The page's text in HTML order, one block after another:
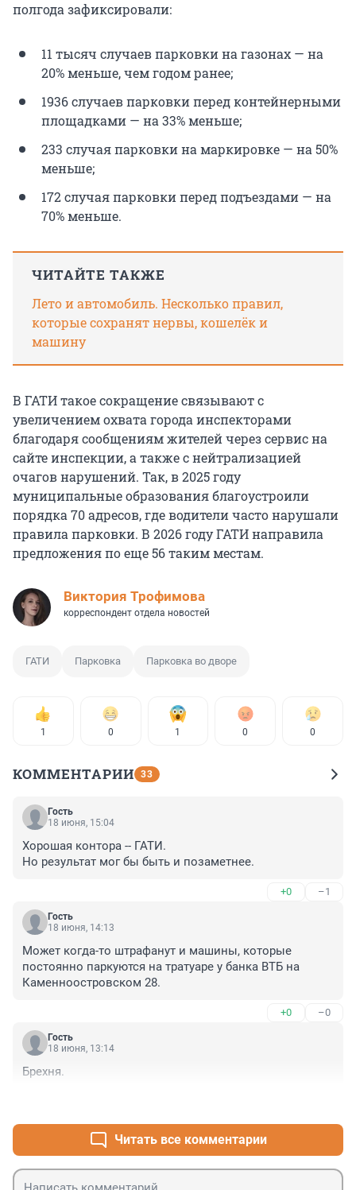
полгода зафиксировали:
11 тысяч случаев парковки на газонах — на
20% меньше, чем годом ранее;
1936 случаев парковки перед контейнерными
площадками — на 33% меньше;
233 случая парковки на маркировке — на 50%
меньше;
172 случая парковки перед подъездами — на
70% меньше.
ЧИТАЙТЕ ТАКЖЕ
Лето и автомобиль. Несколько правил,
которые сохранят нервы, кошелёк и
машину
В ГАТИ такое сокращение связывают с
увеличением охвата города инспекторами
благодаря сообщениям жителей через сервис на
сайте инспекции, а также с нейтрализацией
очагов нарушений. Так, в 2025 году
муниципальные образования благоустроили
порядка 70 адресов, где водители часто нарушали
правила парковки. В 2026 году ГАТИ направила
предложения по еще 56 таким местам.
Виктория Трофимова
корреспондент отдела новостей
ГАТИ Парковка Парковка во дворе
1 0 1 0 0
КОММЕНТАРИИ 33
Гость
18 июня, 15:04
Хорошая контора -- ГАТИ.
Но результат мог бы быть и позаметнее.
+0 –1
Гость
18 июня, 14:13
Может когда-то штрафанут и машины, которые
постоянно паркуются на тратуаре у банка ВТБ на
Каменноостровском 28.
+0 –0
Гость
18 июня, 13:14
Брехня.
Читать все комментарии